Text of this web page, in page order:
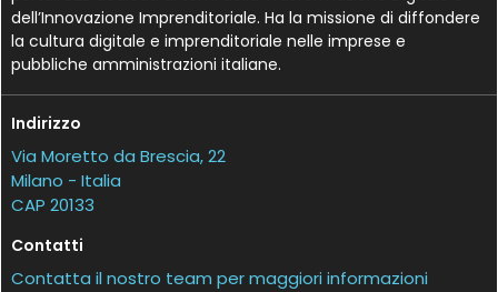
dell’Innovazione Imprenditoriale. Ha la missione di diffondere
la cultura digitale e imprenditoriale nelle imprese e
pubbliche amministrazioni italiane.
Indirizzo
Via Moretto da Brescia, 22
Milano - Italia
CAP 20133
Contatti
Contatta il nostro team per maggiori informazioni